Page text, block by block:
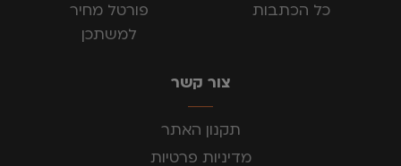
כל הכתבות
פורטל מחיר
למשתכן
צור קשר
תקנון האתר
מדיניות פרטיות